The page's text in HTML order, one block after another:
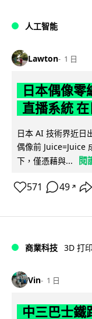
人工智能
Lawton 1 日
日本偶像零
直播系統
日本 AI 技術界近日
偶像前 Juice=Juice
下，僅憑藉與...
閱
571 49 ↗
商業科技 3D 打印
Vin 1 日
中三巴士鐵